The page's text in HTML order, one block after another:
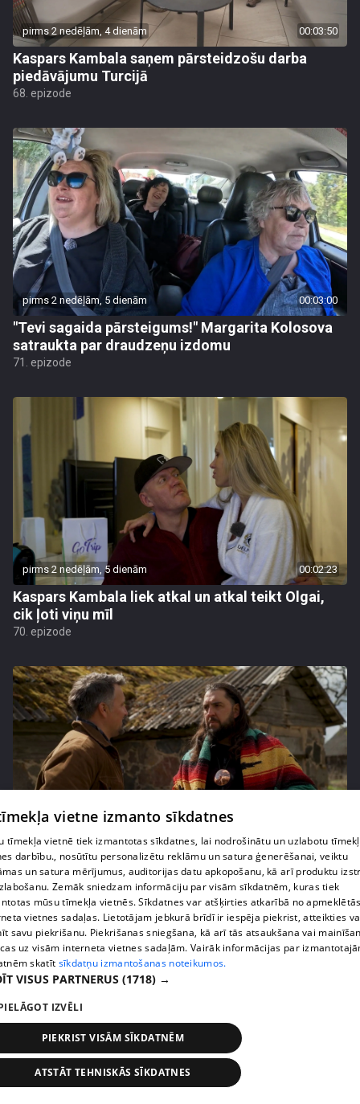
pirms 2 nedēļām, 4 dienām 00:03:50
Kaspars Kambala saņem pārsteidzošu darba
piedāvājumu Turcijā
68. epizode
pirms 2 nedēļām, 5 dienām 00:03:00
"Tevi sagaida pārsteigums!" Margarita Kolosova
satraukta par draudzeņu izdomu
71. epizode
pirms 2 nedēļām, 5 dienām 00:02:23
Kaspars Kambala liek atkal un atkal teikt Olgai,
cik ļoti viņu mīl
70. epizode
pirms 2 nedēļām, 6 dienām 00:02:27
Raivis Vidzis atklāj attiecību aizkulises
71. epizode
pirms 2 nedēļām, 6 dienām
vietne izmanto sīkdatnes
tīmekļa vietnē tiek izmantotas sīkdatnes, lai nodrošinātu un uzlabotu
darbību., nosūtītu personalizētu reklāmu un satura ģenerēšanai, veiktu
un satura mērījumus, auditorijas datu apkopošanu, kā arī produktu
Zemāk sniedzam informāciju par visām sīkdatnēm, kuras tiek
mūsu tīmekļa vietnēs. Sīkdatnes var atšķirties atkarībā no
vietnes sadaļas. Lietotājam jebkurā brīdī ir iespēja piekrist, atteikties
savu piekrišanu. Piekrišanas sniegšana, kā arī tās atsaukšana vai
uz visām interneta vietnes sadaļām. Vairāk informācijas par
skatīt sīkdatņu izmantošanas noteikumos.
VISUS PARTNERUS (1718) →
IZVĒLI
PIEKRIST VISĀM SĪKDATNĒM
ATSTĀT TEHNISKĀS SĪKDATNES